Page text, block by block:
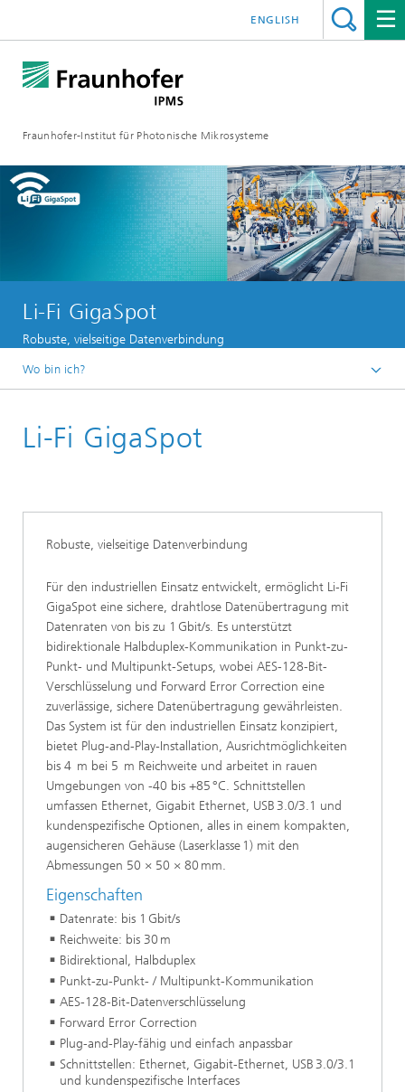
Fraunhofer-Institut für Photonische Mikrosysteme
ENGLISH
Li-Fi GigaSpot
Robuste, vielseitige Datenverbindung
Wo bin ich?
Komponenten und Systeme
Li-Fi GigaSpot
Robuste, vielseitige Datenverbindung
Für den industriellen Einsatz entwickelt, ermöglicht Li-Fi
GigaSpot eine sichere, drahtlose Datenübertragung mit
Datenraten von bis zu 1 Gbit/s. Es unterstützt
bidirektionale Halbduplex-Kommunikation in Punkt-zu-
Punkt- und Multipunkt-Setups, wobei AES-128-Bit-
Verschlüsselung und Forward Error Correction eine
zuverlässige, sichere Datenübertragung gewährleisten.
Das System ist für den industriellen Einsatz konzipiert,
bietet Plug-and-Play-Installation, Ausrichtmöglichkeiten
bis 4 m bei 5 m Reichweite und arbeitet in rauen
Umgebungen von -40 bis +85 °C. Schnittstellen
umfassen Ethernet, Gigabit Ethernet, USB 3.0/3.1 und
kundenspezifische Optionen, alles in einem kompakten,
augensicheren Gehäuse (Laserklasse 1) mit den
Abmessungen 50 × 50 × 80 mm.
Eigenschaften
Datenrate: bis 1 Gbit/s
Reichweite: bis 30 m
Bidirektional, Halbduplex
Punkt-zu-Punkt- / Multipunkt-Kommunikation
AES-128-Bit-Datenverschlüsselung
Forward Error Correction
Plug-and-Play-fähig und einfach anpassbar
Schnittstellen: Ethernet, Gigabit-Ethernet, USB 3.0/3.1
und kundenspezifische Interfaces